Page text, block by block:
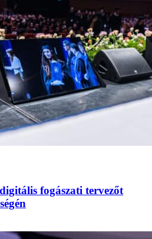
fogászati tervezőt